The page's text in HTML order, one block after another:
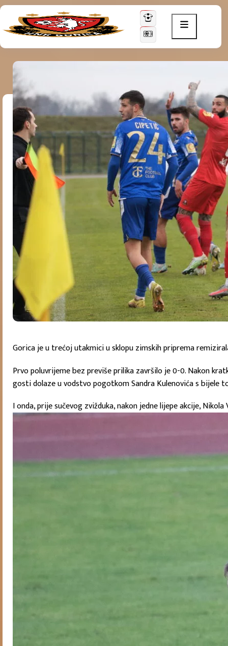
Gorica je u trećoj utakmici u sklopu zimskih priprema
Prvo poluvrijeme bez previše prilika završilo je 0-0. Nakon
gosti dolaze u vodstvo pogotkom Sandra Kulenovića s bijele
I onda, prije sučevog zvižduka, nakon jedne lijepe akcije,